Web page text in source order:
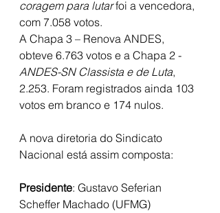
coragem para lutar foi a vencedora,
com 7.058 votos.
A Chapa 3 – Renova ANDES,
obteve 6.763 votos e a Chapa 2 -
ANDES-SN Classista e de Luta,
2.253. Foram registrados ainda 103
votos em branco e 174 nulos.
A nova diretoria do Sindicato
Nacional está assim composta:
Presidente: Gustavo Seferian
Scheffer Machado (UFMG)